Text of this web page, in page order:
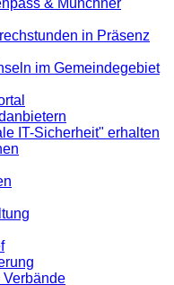
& Münchner
in Präsenz
im Gemeindegebiet
IT-Sicherheit" erhalten
Verbände